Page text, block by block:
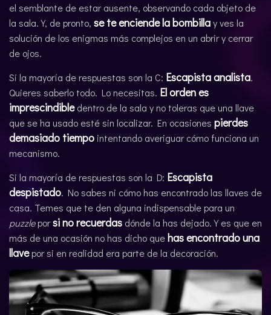
el semblante de estar ausente, observando cada objeto de
la sala. Y, de pronto, se te enciende la bombillay ves la
solución de los enigmas más complejos en un abrir y cerrar
de ojos.
Si la mayoría de respuestas son la C: Escapista analista.
Quieres saberlo todo. Lo necesitas. El orden es
imprescindibledentro de la sala y no toleras que una llave
que se ha usado esté sin localizar. En ocasiones pierdes
demasiado tiempo intentando averiguar cómo funciona un
mecanismo.
Si la mayoría de respuestas son la D: Escapista
despistado. No sabes ni cómo has encontrado las llaves de
casa. Temes que te den alguna indispensable para un
puzzleporsi no recuerdas dónde la has dejado. Y es que en
más de una ocasión no has dicho quehas encontrado una
llavepor si en realidad era parte de la decoración.